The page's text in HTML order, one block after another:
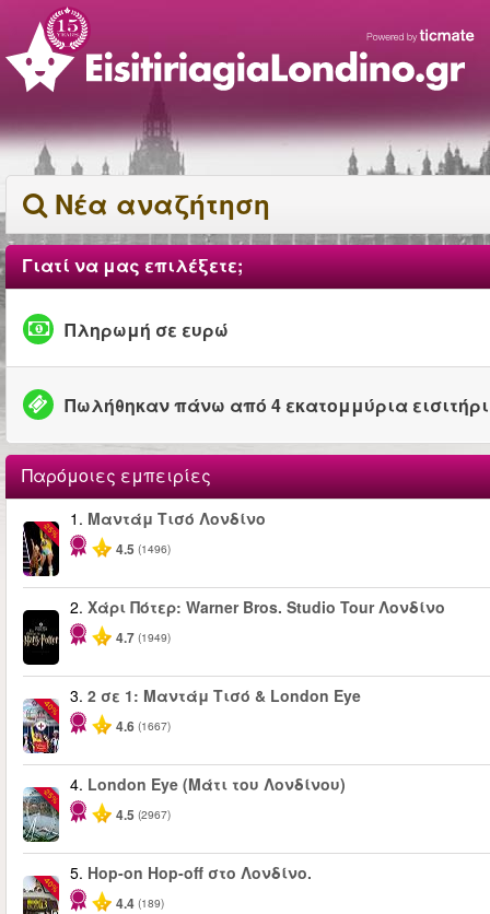
Νέα αναζήτηση
Γιατί να μας επιλέξετε;
Πληρωμή σε ευρώ
Πωλήθηκαν πάνω από 4 εκατομμύρια
Παρόμοιες εμπειρίες
-25%
1. Μαντάμ Τισό Λονδίνο
4.5 (1496)
2. Χάρι Πότερ: Warner Bros. Studio Tour Λονδίνο
4.7 (1949)
-40%
3. 2 σε 1: Μαντάμ Τισό & London Eye
4.6 (1667)
-25%
4. London Eye (Μάτι του Λονδίνου)
4.5 (2967)
-40%
5. Hop-on Hop-off στο Λονδίνο.
4.4 (189)